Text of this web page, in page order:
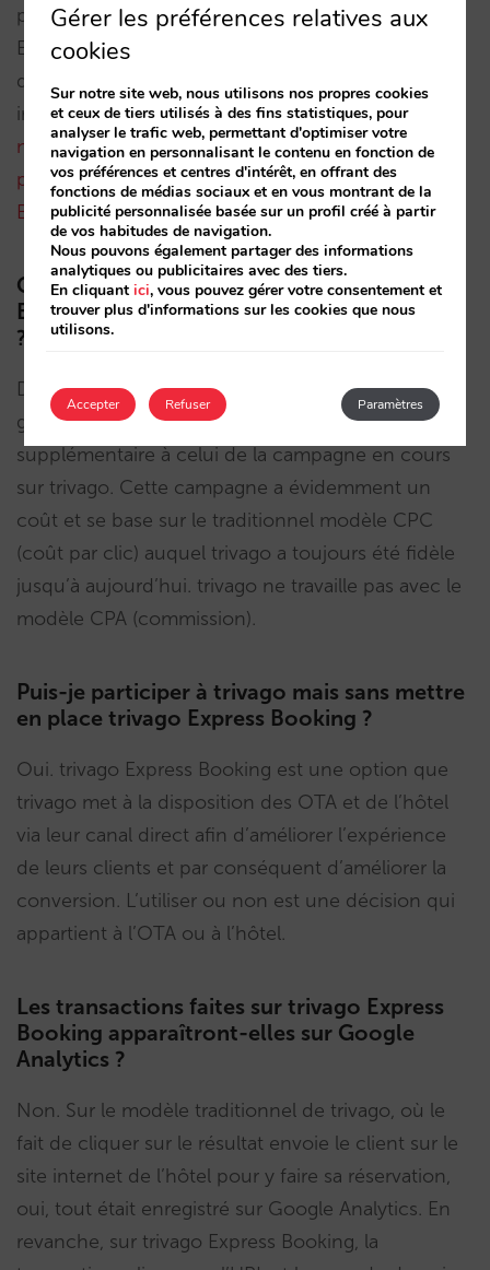
possède une intégration certifiée avec trivago
Express Booking (nous rappelons que cela
demande un ajustement par rapport à l’actuelle
intégration du méta-moteur trivago).Chez Mirai,
nous sommes très fiers d’être un des premiers
partners offrant une intégration avec Express
Booking.
Combien coûte trivago Express Booking ?
Est-ce un modèle CPC ou CPA/commission
?
Dans la pratique, trivago Express Booking est
gratuit. C’est-à-dire qu’il ne suppose aucun frais
supplémentaire à celui de la campagne en cours
sur trivago. Cette campagne a évidemment un
coût et se base sur le traditionnel modèle CPC
(coût par clic) auquel trivago a toujours été fidèle
jusqu’à aujourd’hui. trivago ne travaille pas avec le
modèle CPA (commission).
Puis-je participer à trivago mais sans mettre
en place trivago Express Booking ?
Oui. trivago Express Booking est une option que
trivago met à la disposition des OTA et de l’hôtel
via leur canal direct afin d’améliorer l’expérience
de leurs clients et par conséquent d’améliorer la
conversion. L’utiliser ou non est une décision qui
appartient à l’OTA ou à l’hôtel.
Les transactions faites sur trivago Express
Booking apparaîtront-elles sur Google
Analytics ?
Non. Sur le modèle traditionnel de trivago, où le
fait de cliquer sur le résultat envoie le client sur le
site internet de l’hôtel pour y faire sa réservation,
oui, tout était enregistré sur Google Analytics. En
revanche, sur trivago Express Booking, la
Gérer les préférences relatives aux
cookies
Sur notre site web, nous utilisons nos propres cookies
et ceux de tiers utilisés à des fins statistiques, pour
analyser le trafic web, permettant d'optimiser votre
navigation en personnalisant le contenu en fonction de
vos préférences et centres d'intérêt, en offrant des
fonctions de médias sociaux et en vous montrant de la
publicité personnalisée basée sur un profil créé à partir
de vos habitudes de navigation.
Nous pouvons également partager des informations
analytiques ou publicitaires avec des tiers.
En cliquantici, vous pouvez gérer votre consentement et
trouver plus d'informations sur les cookies que nous
utilisons.
Accepter Paramètres
Refuser